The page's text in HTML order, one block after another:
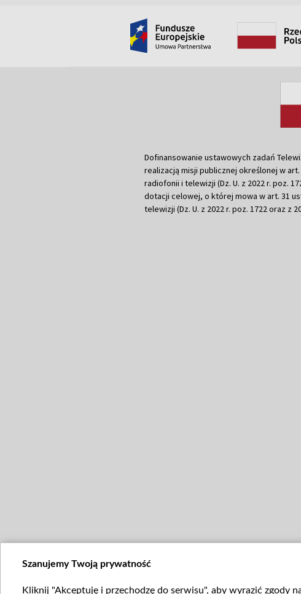
Dofinansowanie ustawowych zadań
realizacją misji publicznej określonej w
radiofonii i telewizji (Dz. U. z 2022 r. poz.
dotacji celowej, o której mowa w art. 31
telewizji (Dz. U. z 2022 r. poz. 1722 oraz z
Szanujemy Twoją prywatność
Kliknij "Akceptuję i przechodzę do serwisu", aby wyrazić zgody